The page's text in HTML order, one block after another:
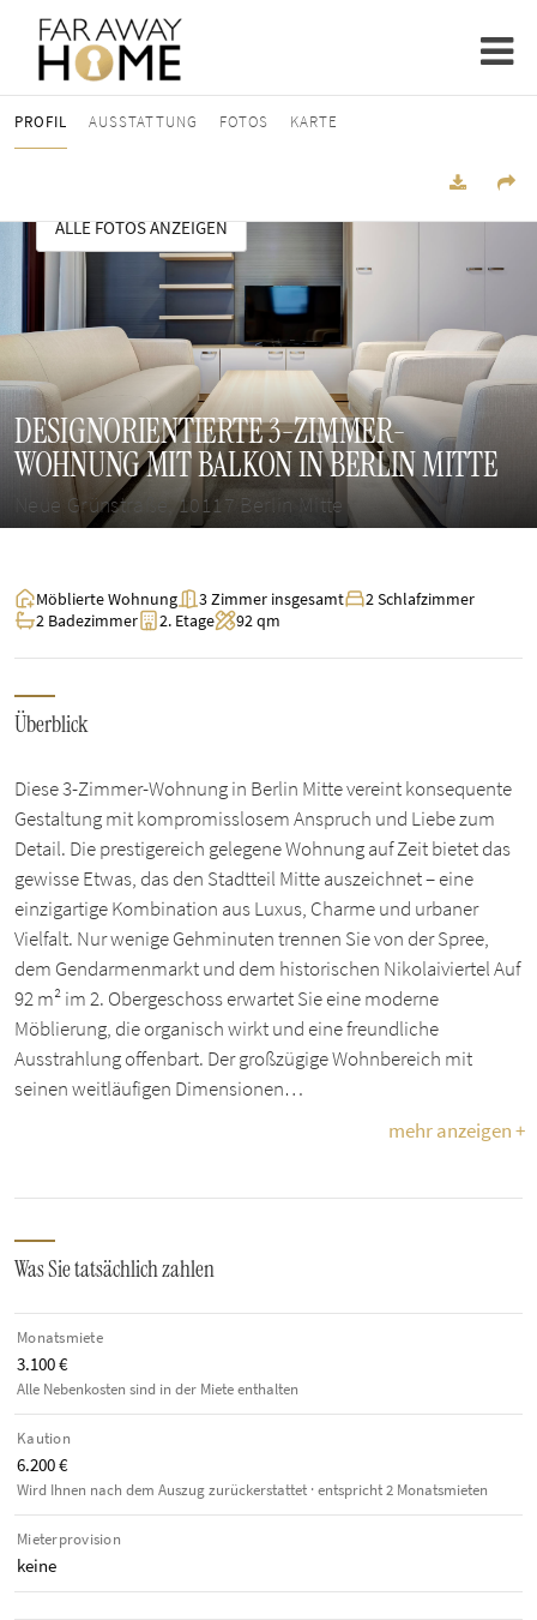
PROFIL AUSSTATTUNG FOTOS KARTE
ALLE FOTOS ANZEIGEN
DESIGNORIENTIERTE 3-ZIMMER-
WOHNUNG MIT BALKON IN BERLIN MITTE
Neue Grünstraße, 10117 Berlin Mitte
Möblierte Wohnung 3 Zimmer insgesamt
2 Schlafzimmer
2 Badezimmer
2. Etage 92 qm
Überblick
Diese 3-Zimmer-Wohnung in Berlin Mitte vereint konsequente
Gestaltung mit kompromisslosem Anspruch und Liebe zum
Detail. Die prestigereich gelegene Wohnung auf Zeit bietet das
gewisse Etwas, das den Stadtteil Mitte auszeichnet – eine
einzigartige Kombination aus Luxus, Charme und urbaner
Vielfalt. Nur wenige Gehminuten trennen Sie von der Spree,
dem Gendarmenmarkt und dem historischen Nikolaiviertel Auf
92 m² im 2. Obergeschoss erwartet Sie eine moderne
Möblierung, die organisch wirkt und eine freundliche
Ausstrahlung offenbart. Der großzügige Wohnbereich mit
seinen weitläufigen Dimensionen…
mehr anzeigen +
Was Sie tatsächlich zahlen
Monatsmiete
3.100 €
Alle Nebenkosten sind in der Miete enthalten
Kaution
6.200 €
Wird Ihnen nach dem Auszug zurückerstattet · entspricht 2 Monatsmieten
Mieterprovision
keine